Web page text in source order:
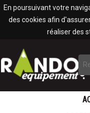
En poursuivant votre
des cookies afin
réaliser des
Panneau de gestion des